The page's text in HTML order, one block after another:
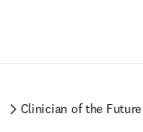
Clinician of the